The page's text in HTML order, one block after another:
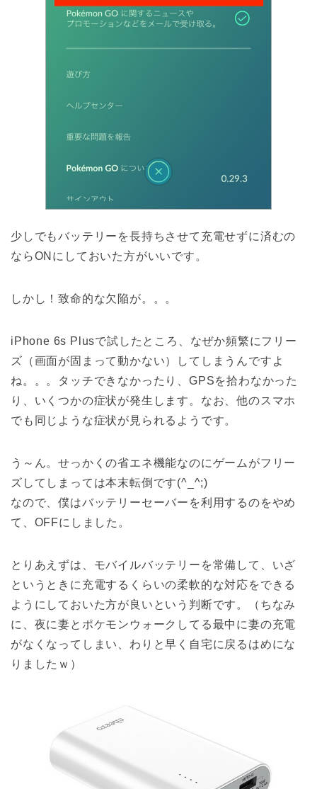
少しでもバッテリーを長持ちさせて充電せずに済むの
ならONにしておいた方がいいです。
しかし！致命的な欠陥が。。。
iPhone 6s Plusで試したところ、なぜか頻繁にフリー
ズ（画面が固まって動かない）してしまうんですよ
ね。。。タッチできなかったり、GPSを拾わなかった
り、いくつかの症状が発生します。なお、他のスマホ
でも同じような症状が見られるようです。
う～ん。せっかくの省エネ機能なのにゲームがフリー
ズしてしまっては本末転倒です(^_^;)
なので、僕はバッテリーセーバーを利用するのをやめ
て、OFFにしました。
とりあえずは、モバイルバッテリーを常備して、いざ
というときに充電するくらいの柔軟的な対応をできる
ようにしておいた方が良いという判断です。（ちなみ
に、夜に妻とポケモンウォークしてる最中に妻の充電
がなくなってしまい、わりと早く自宅に戻るはめにな
りましたｗ）